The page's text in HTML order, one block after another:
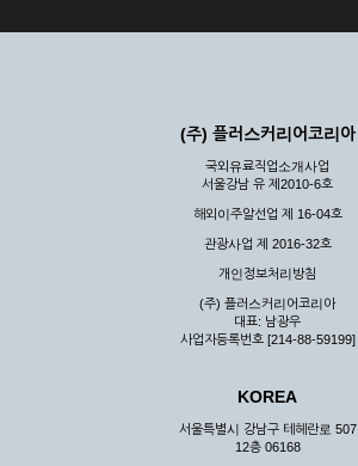
(주) 플러스커리어코리아
국외유료직업소개사업
서울강남 유 제2010-6호
해외이주알선업 제 16-04호
관광사업 제 2016-32호
개인정보처리방침
(주) 플러스커리어코리아
대표: 남광우
사업자등록번호 [214-88-59199]
KOREA
서울특별시 강남구 테헤란로 507
12층 06168